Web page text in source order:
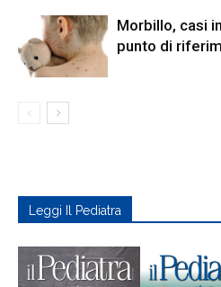
Morbillo, casi
punto di
Leggi Il Pediatra